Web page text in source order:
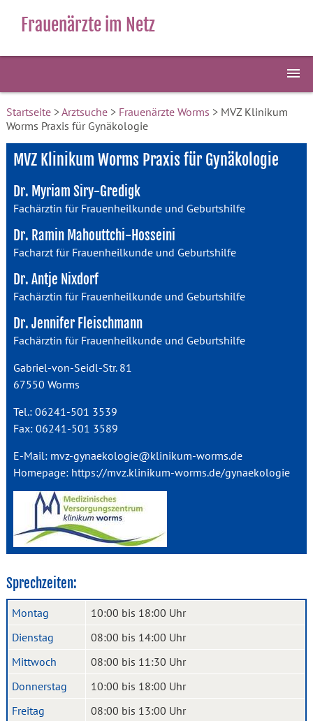
Frauenärzte im Netz
Startseite>Arztsuche> Frauenärzte Worms > MVZ Klinikum
Worms Praxis für Gynäkologie
MVZ Klinikum Worms Praxis für Gynäkologie
Dr. Myriam Siry-Gredigk
Fachärztin für Frauenheilkunde und Geburtshilfe
Dr. Ramin Mahouttchi-Hosseini
Facharzt für Frauenheilkunde und Geburtshilfe
Dr. Antje Nixdorf
Fachärztin für Frauenheilkunde und Geburtshilfe
Dr. Jennifer Fleischmann
Fachärztin für Frauenheilkunde und Geburtshilfe
Gabriel-von-Seidl-Str. 81
67550 Worms
Tel.: 06241-501 3539
Fax: 06241-501 3589
E-Mail: mvz-gynaekologie@klinikum-worms.de
Homepage: https://mvz.klinikum-worms.de/gynaekologie
Sprechzeiten:
Montag
10:00 bis 18:00 Uhr
Dienstag
08:00 bis 14:00 Uhr
Mittwoch
08:00 bis 11:30 Uhr
Donnerstag
10:00 bis 18:00 Uhr
Freitag
08:00 bis 13:00 Uhr